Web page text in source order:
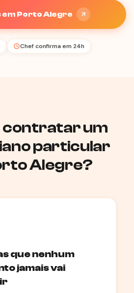
Porto Alegre
Chef confirma em 24h
contratar um
particular
Alegre?
que nenhum
jamais vai